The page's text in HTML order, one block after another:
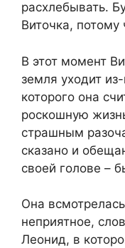
расхлебывать.
Виточка, потому
В этот момент
земля уходит
которого она
роскошную
страшным
сказано и
своей голове –
Она
неприятное,
Леонид, в